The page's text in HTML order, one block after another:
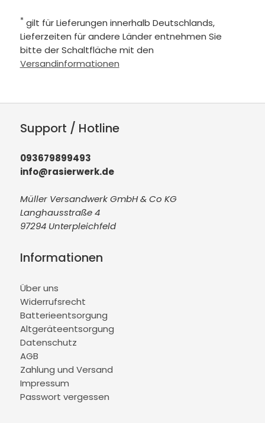
* gilt für Lieferungen innerhalb Deutschlands,
Lieferzeiten für andere Länder entnehmen Sie
bitte der Schaltfläche mit den
Versandinformationen
Support / Hotline
093679899493
info@rasierwerk.de
Müller Versandwerk GmbH & Co KG
Langhausstraße 4
97294 Unterpleichfeld
Informationen
Über uns
Widerrufsrecht
Batterieentsorgung
Altgeräteentsorgung
Datenschutz
AGB
Zahlung und Versand
Impressum
Passwort vergessen